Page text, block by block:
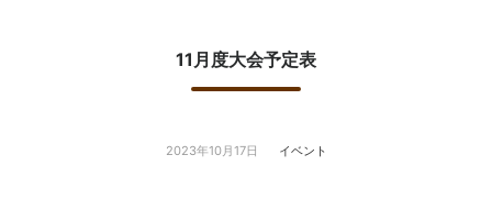
11月度大会予定表
2023年10月17日 イベント